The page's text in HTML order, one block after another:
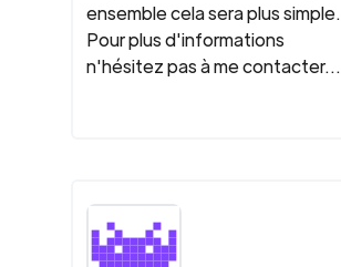
ensemble cela sera plus simple.
Pour plus d'informations
n'hésitez pas à me contacter...